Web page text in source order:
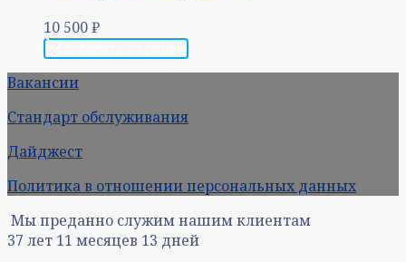
10 500₽
Вакансии
Стандарт обслуживания
Дайджест
Политика в отношении персональных данных
Мы преданно служим нашим клиентам
37 лет 11 месяцев 13 дней